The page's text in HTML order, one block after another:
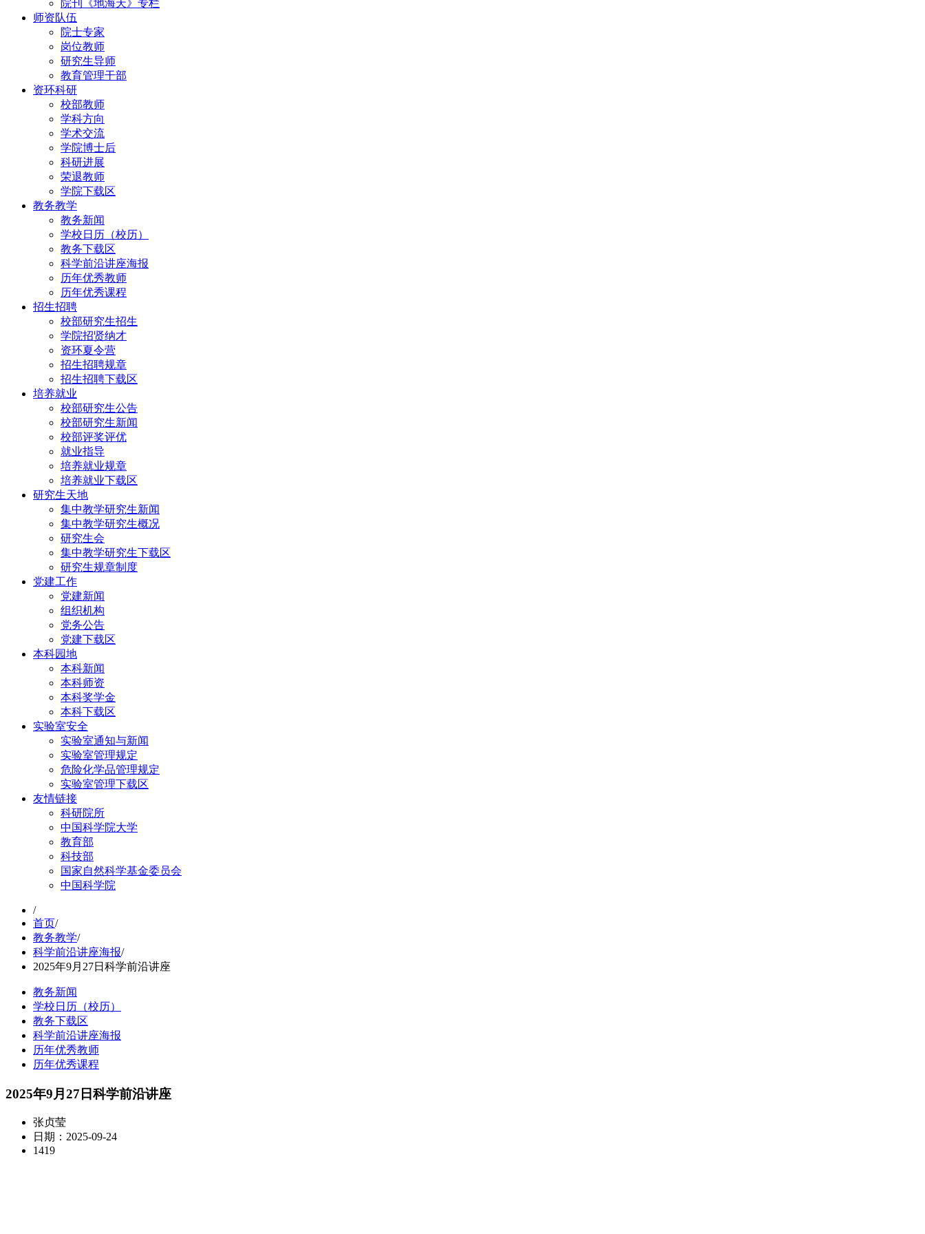
院刊《地海天》专栏
师资队伍
院士专家
岗位教师
研究生导师
教育管理干部
资环科研
校部教师
学科方向
学术交流
学院博士后
科研进展
荣退教师
学院下载区
教务教学
教务新闻
学校日历（校历）
教务下载区
科学前沿讲座海报
历年优秀教师
历年优秀课程
招生招聘
校部研究生招生
学院招贤纳才
资环夏令营
招生招聘规章
招生招聘下载区
培养就业
校部研究生公告
校部研究生新闻
校部评奖评优
就业指导
培养就业规章
培养就业下载区
研究生天地
集中教学研究生新闻
集中教学研究生概况
研究生会
集中教学研究生下载区
研究生规章制度
党建工作
党建新闻
组织机构
党务公告
党建下载区
本科园地
本科新闻
本科师资
本科奖学金
本科下载区
实验室安全
实验室通知与新闻
实验室管理规定
危险化学品管理规定
实验室管理下载区
友情链接
科研院所
中国科学院大学
教育部
科技部
国家自然科学基金委员会
中国科学院
/
首页/
教务教学/
科学前沿讲座海报/
2025年9月27日科学前沿讲座
教务新闻
学校日历（校历）
教务下载区
科学前沿讲座海报
历年优秀教师
历年优秀课程
2025年9月27日科学前沿讲座
张贞莹
日期：2025-09-24
1419